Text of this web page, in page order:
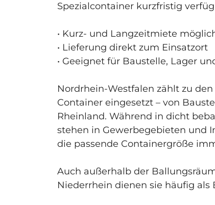
Spezialcontainer kurzfristig
• Kurz- und Langzeitmiete
• Lieferung direkt zum Einsatzort
• Geeignet für Baustelle, Lager
Nordrhein-Westfalen zählt zu
Container eingesetzt – von
Rheinland. Während in dicht
stehen in Gewerbegebieten und
die passende Containergröße
Auch außerhalb der
Niederrhein dienen sie häufig